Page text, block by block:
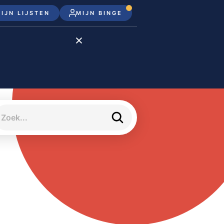
LIJSTEN MIJN BINGE
Disney+
meJane